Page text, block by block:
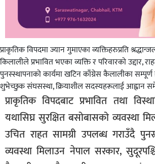
प्राकृतिक विपदमा ज्यान गुमाएका व्यक्तिहरुप्रति
किलालीले प्रभावित भएका व्यक्ति र परिवारको उद्दार,
पुनस्स्थापनाको कार्यमा खटिन काँग्रेस कैलालीका
शुभेच्छुक संघसस्था, क्रियाशील सदस्यहरूलाई आह्वान
प्राकृतिक विपदबाट प्रभावित तथा
यथासिघ्र सुरक्षित बसोबासको व्यवस्था
उचित राहत सामग्री उपलब्ध गराउँदै
व्यवस्था मिलाउन नेपाल सरकार,